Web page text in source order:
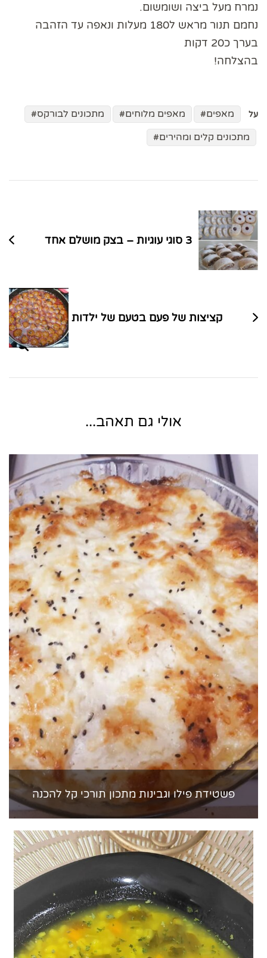
נמרח מעל ביצה ושומשום.
נחמם תנור מראש ל180 מעלות ונאפה עד הזהבה
בערך כ20 דקות
בהצלחה!
על מאפים מאפים מלוחים
מתכונים לבורקס
מתכונים קלים ומהירים
בפוסטים
3 סוגי עוגיות – בצק מושלם אחד
קציצות של פעם בטעם של ילדות
אולי גם תאהב...
פשטידת פילו וגבינות מתכון תורכי קל להכנה